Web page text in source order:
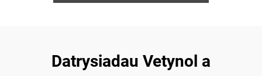
Datrysiadau Vetynol a